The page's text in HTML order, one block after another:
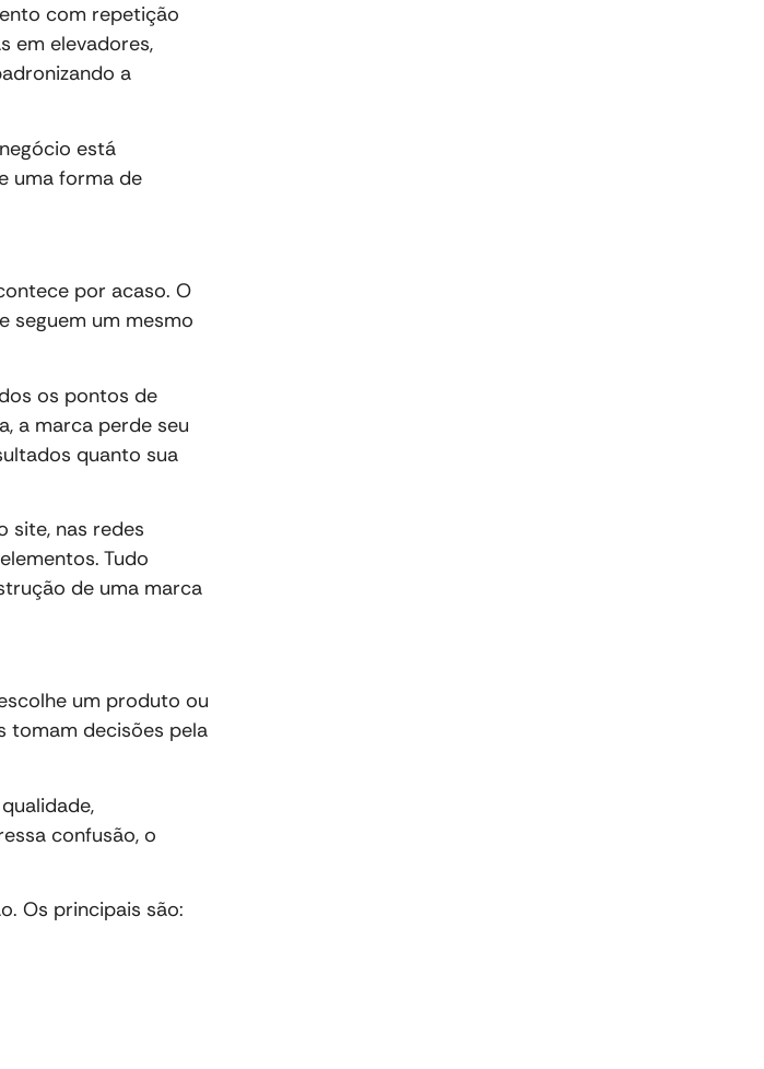
com repetição
em elevadores,
a
está
uma forma de
por acaso. O
seguem um mesmo
os pontos de
a marca perde seu
quanto sua
site, nas redes
Tudo
de uma marca
um produto ou
tomam decisões pela
confusão, o
Os principais são: